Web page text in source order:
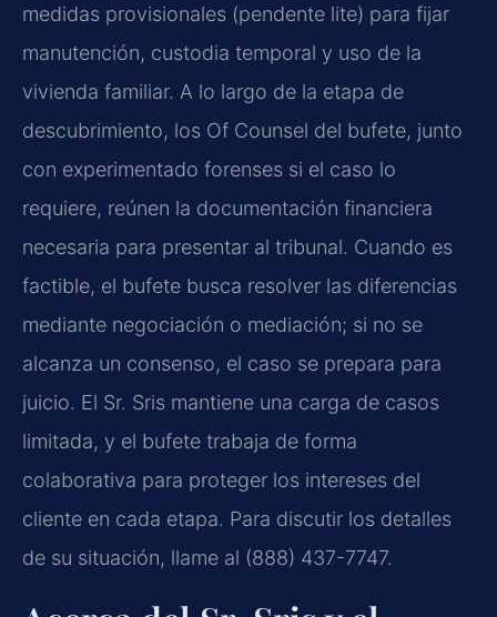
medidas provisionales (pendente lite) para fijar
manutención, custodia temporal y uso de la
vivienda familiar. A lo largo de la etapa de
descubrimiento, los Of Counsel del bufete, junto
con experimentado forenses si el caso lo
requiere, reúnen la documentación financiera
necesaria para presentar al tribunal. Cuando es
factible, el bufete busca resolver las diferencias
mediante negociación o mediación; si no se
alcanza un consenso, el caso se prepara para
juicio. El Sr. Sris mantiene una carga de casos
limitada, y el bufete trabaja de forma
colaborativa para proteger los intereses del
cliente en cada etapa. Para discutir los detalles
de su situación, llame al (888) 437-7747.